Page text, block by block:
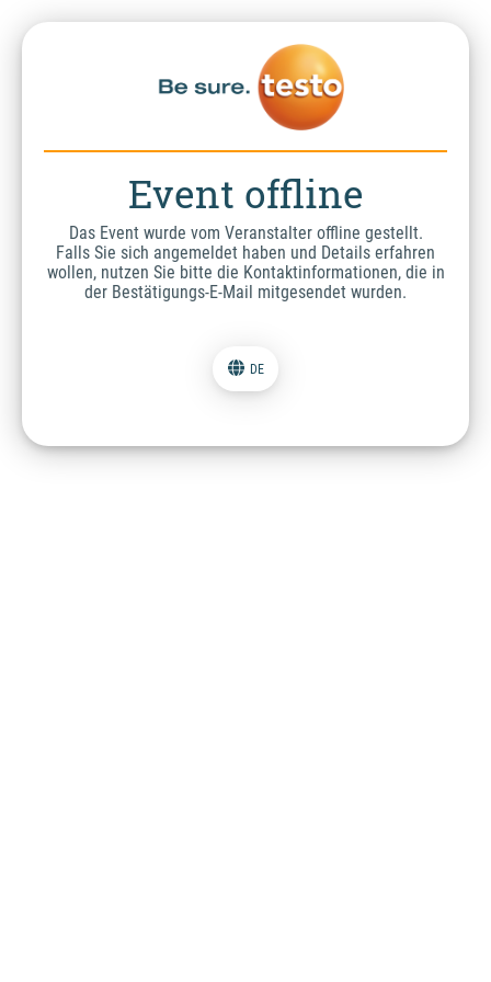
Event offline
Das Event wurde vom Veranstalter offline gestellt.
Falls Sie sich angemeldet haben und Details erfahren
wollen, nutzen Sie bitte die Kontaktinformationen, die in
der Bestätigungs-E-Mail mitgesendet wurden.
DE